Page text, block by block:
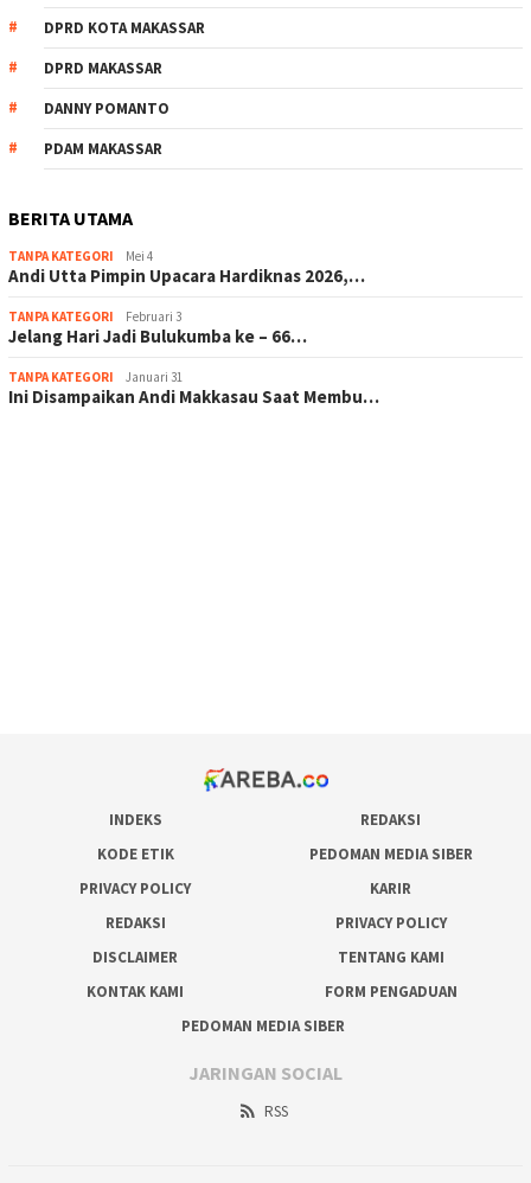
DPRD KOTA MAKASSAR
DPRD MAKASSAR
DANNY POMANTO
PDAM MAKASSAR
BERITA UTAMA
TANPA KATEGORI Mei 4
Andi Utta Pimpin Upacara Hardiknas 2026,…
TANPA KATEGORI Februari 3
Jelang Hari Jadi Bulukumba ke – 66…
TANPA KATEGORI Januari 31
Ini Disampaikan Andi Makkasau Saat Membu…
INDEKS
REDAKSI
KODE ETIK
PEDOMAN MEDIA SIBER
PRIVACY POLICY
KARIR
REDAKSI
PRIVACY POLICY
DISCLAIMER
TENTANG KAMI
KONTAK KAMI
FORM PENGADUAN
PEDOMAN MEDIA SIBER
JARINGAN SOCIAL
RSS